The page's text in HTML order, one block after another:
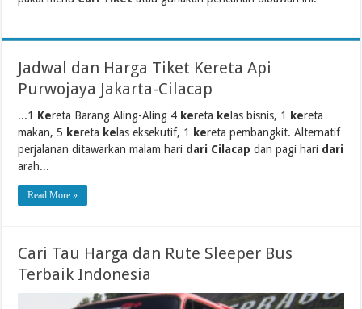
Jadwal dan Harga Tiket Kereta Api
Purwojaya Jakarta-Cilacap
...1 Kereta Barang Aling-Aling 4 kereta ke las bisnis, 1 kereta
makan, 5 kereta ke las eksekutif, 1 kereta pembangkit. Alternatif
perjalanan ditawarkan malam hari dari Cilacap dan pagi hari dari
arah...
Read More »
Cari Tau Harga dan Rute Sleeper Bus
Terbaik Indonesia